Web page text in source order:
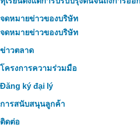
จดหมายข่าวของบริษัท
จดหมายข่าวของบริษัท
ข่าวตลาด
โครงการความร่วมมือ
Đăng ký đại lý
การสนับสนุนลูกค้า
ติดต่อ